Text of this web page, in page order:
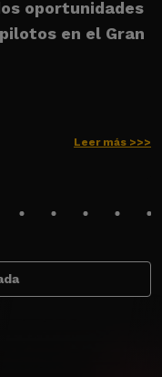
oportunidades
en el Gran
Leer más >>>